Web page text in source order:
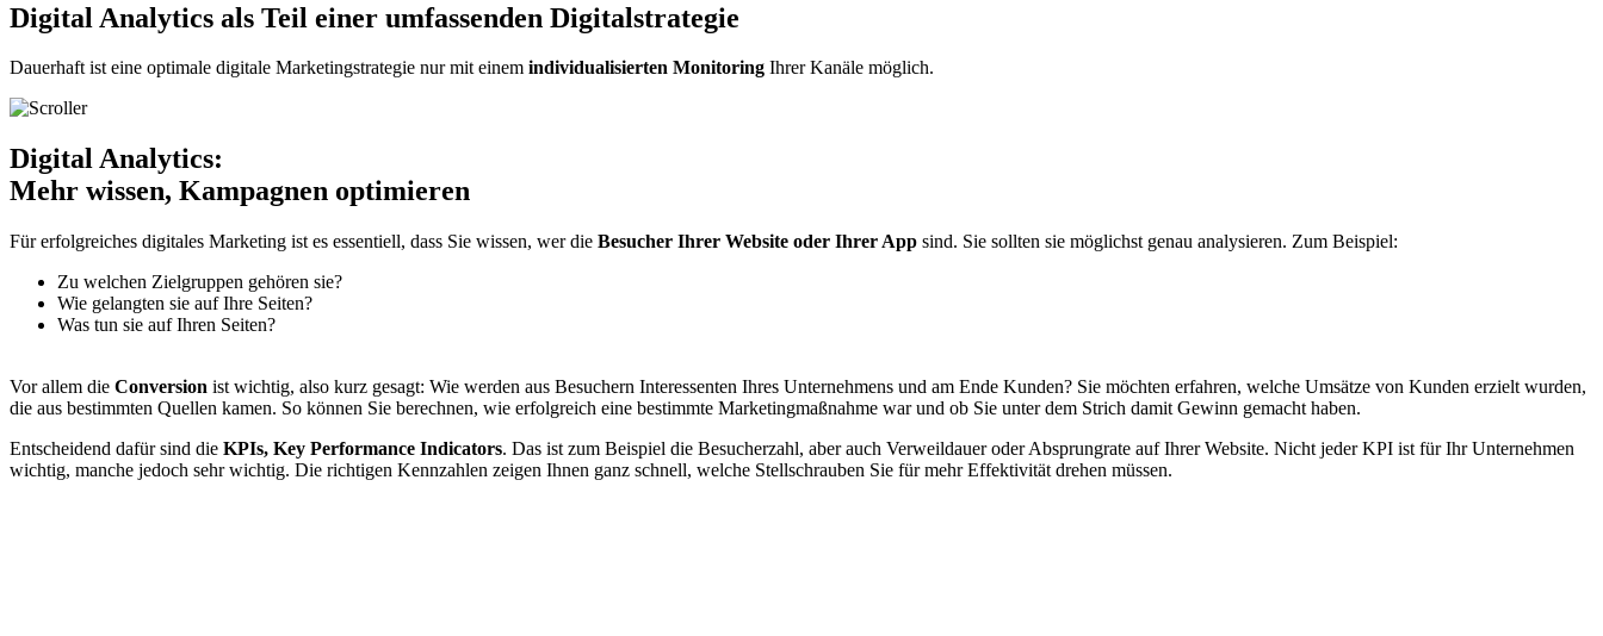
Digital Analytics als Teil einer umfassenden Digitalstrategie
Dauerhaft ist eine optimale digitale Marketingstrategie nur mit einem individualisierten Monitoring Ihrer Kanäle möglich.
Digital Analytics:
Mehr wissen, Kampagnen optimieren
Für erfolgreiches digitales Marketing ist es essentiell, dass Sie wissen, wer die Besucher Ihrer Website oder Ihrer App sind. Sie sollten sie möglichst genau analysieren. Zum Beispiel:
Zu welchen Zielgruppen gehören sie?
Wie gelangten sie auf Ihre Seiten?
Was tun sie auf Ihren Seiten?
Vor allem die Conversion ist wichtig, also kurz gesagt: Wie werden aus Besuchern Interessenten Ihres Unternehmens und am Ende Kunden? Sie möchten erfahren, welche Umsätze von Kunden erzielt wurden,
die aus bestimmten Quellen kamen. So können Sie berechnen, wie erfolgreich eine bestimmte Marketingmaßnahme war und ob Sie unter dem Strich damit Gewinn gemacht haben.
Entscheidend dafür sind die KPIs, Key Performance Indicators. Das ist zum Beispiel die Besucherzahl, aber auch Verweildauer oder Absprungrate auf Ihrer Website. Nicht jeder KPI ist für Ihr Unternehmen
wichtig, manche jedoch sehr wichtig. Die richtigen Kennzahlen zeigen Ihnen ganz schnell, welche Stellschrauben Sie für mehr Effektivität drehen müssen.